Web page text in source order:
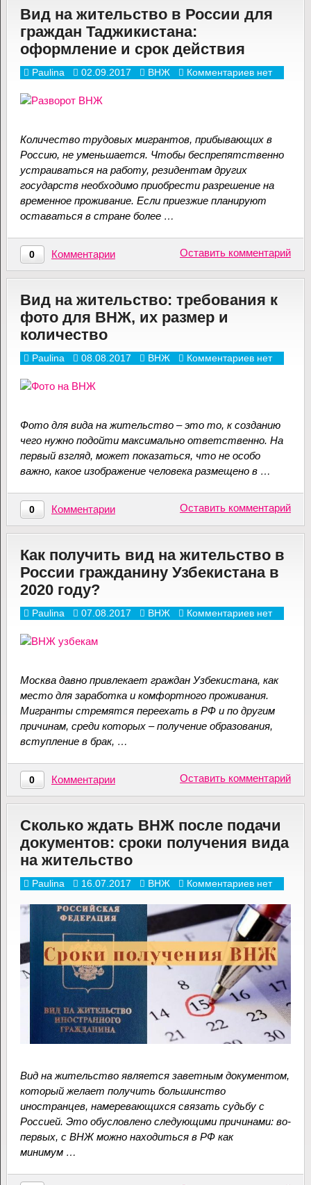
Вид на жительство в России для
граждан Таджикистана:
оформление и срок действия
Paulina 02.09.2017 ВНЖ Комментариев нет
Количество трудовых мигрантов, прибывающих в
Россию, не уменьшается. Чтобы беспрепятственно
устраиваться на работу, резидентам других
государств необходимо приобрести разрешение на
временное проживание. Если приезжие планируют
оставаться в стране более …
0 Комментарии Оставить комментарий
Вид на жительство: требования к
фото для ВНЖ, их размер и
количество
Paulina 08.08.2017 ВНЖ Комментариев нет
Фото для вида на жительство – это то, к созданию
чего нужно подойти максимально ответственно. На
первый взгляд, может показаться, что не особо
важно, какое изображение человека размещено в …
0 Комментарии Оставить комментарий
Как получить вид на жительство в
России гражданину Узбекистана в
2020 году?
Paulina 07.08.2017 ВНЖ Комментариев нет
Москва давно привлекает граждан Узбекистана, как
место для заработка и комфортного проживания.
Мигранты стремятся переехать в РФ и по другим
причинам, среди которых – получение образования,
вступление в брак, …
0 Комментарии Оставить комментарий
Сколько ждать ВНЖ после подачи
документов: сроки получения вида
на жительство
Paulina 16.07.2017 ВНЖ Комментариев нет
Вид на жительство является заветным документом,
который желает получить большинство
иностранцев, намеревающихся связать судьбу с
Россией. Это обусловлено следующими причинами: во-
первых, с ВНЖ можно находиться в РФ как
минимум …